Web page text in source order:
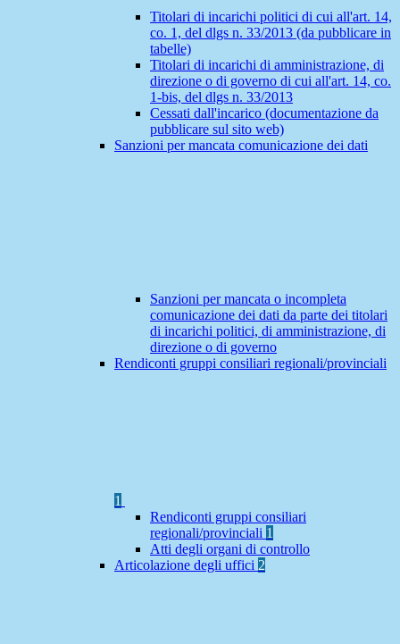
Titolari di incarichi politici di cui all'art. 14,
co. 1, del dlgs n. 33/2013 (da pubblicare in
tabelle)
Titolari di incarichi di amministrazione, di
direzione o di governo di cui all'art. 14, co.
1-bis, del dlgs n. 33/2013
Cessati dall'incarico (documentazione da
pubblicare sul sito web)
Sanzioni per mancata comunicazione dei dati
Sanzioni per mancata o incompleta
comunicazione dei dati da parte dei titolari
di incarichi politici, di amministrazione, di
direzione o di governo
Rendiconti gruppi consiliari regionali/provinciali
1
Rendiconti gruppi consiliari
regionali/provinciali 1
Atti degli organi di controllo
Articolazione degli uffici 2